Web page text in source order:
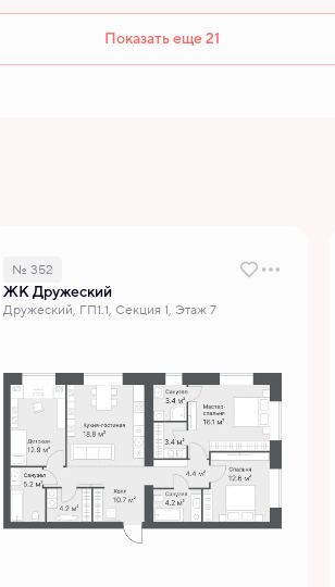
Показать еще 21
№ 352
ЖК Дружеский
Дружеский, ГП1.1, Секция 1, Этаж 7